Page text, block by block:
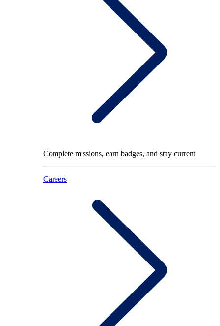
Complete missions, earn badges, and stay current
Careers